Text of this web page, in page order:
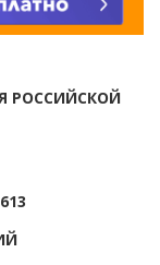
РОССИЙСКОЙ